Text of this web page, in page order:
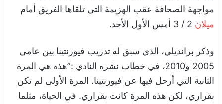
مواجهة الصحافة عقب الهزيمة التي تلقاها الفريق أمام
ميلان
وذكر برانديلي، الذي سبق له تدريب فيورنتينا بين عامي
2005 و2010، في خطاب نشره النادي :”هذه هي المرة
الثانية التي أرحل فيها عن فيورنتينا. المرة الأولى لم تكن
بقراري، لكن هذه المرة كانت بقراري. في الحياة، مثلما